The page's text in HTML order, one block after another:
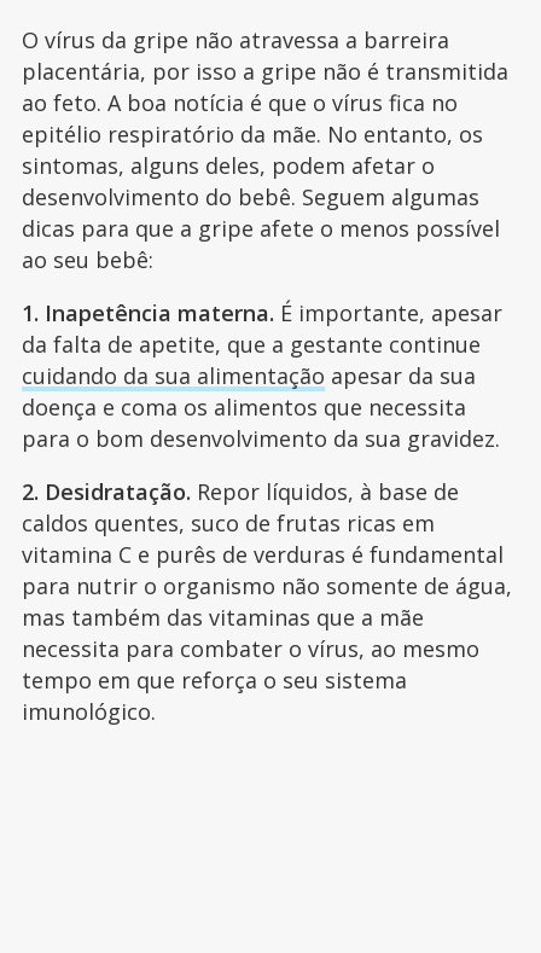
O vírus da gripe não atravessa a barreira
placentária, por isso a gripe não é transmitida
ao feto. A boa notícia é que o vírus fica no
epitélio respiratório da mãe. No entanto, os
sintomas, alguns deles, podem afetar o
desenvolvimento do bebê. Seguem algumas
dicas para que a gripe afete o menos possível
ao seu bebê:
1. Inapetência materna. É importante, apesar
da falta de apetite, que a gestante continue
cuidando da sua alimentação apesar da sua
doença e coma os alimentos que necessita
para o bom desenvolvimento da sua gravidez.
2. Desidratação. Repor líquidos, à base de
caldos quentes, suco de frutas ricas em
vitamina C e purês de verduras é fundamental
para nutrir o organismo não somente de água,
mas também das vitaminas que a mãe
necessita para combater o vírus, ao mesmo
tempo em que reforça o seu sistema
imunológico.